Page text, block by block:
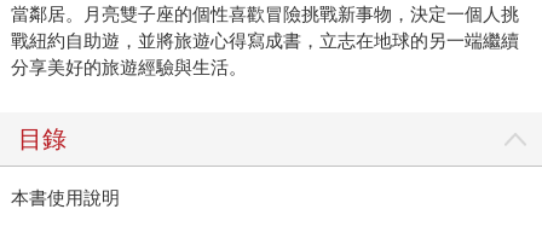
當鄰居。月亮雙子座的個性喜歡冒險挑戰新事物，決定一個人挑
戰紐約自助遊，並將旅遊心得寫成書，立志在地球的另一端繼續
分享美好的旅遊經驗與生活。
目錄
本書使用說明